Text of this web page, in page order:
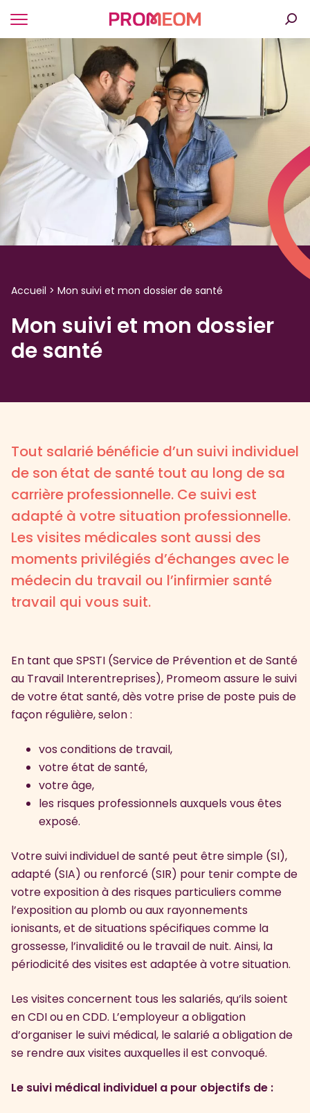
Accueil > Mon suivi et mon dossier de santé
Mon suivi et mon dossier
de santé
Tout salarié bénéficie d’un suivi individuel
de son état de santé tout au long de sa
carrière professionnelle. Ce suivi est
adapté à votre situation professionnelle.
Les visites médicales sont aussi des
moments privilégiés d’échanges avec le
médecin du travail ou l’infirmier santé
travail qui vous suit.
En tant que SPSTI (Service de Prévention et de Santé
au Travail Interentreprises), Promeom assure le suivi
de votre état santé, dès votre prise de poste puis de
façon régulière, selon :
vos conditions de travail,
votre état de santé,
votre âge,
les risques professionnels auxquels vous êtes
exposé.
Votre suivi individuel de santé peut être simple (SI),
adapté (SIA) ou renforcé (SIR) pour tenir compte de
votre exposition à des risques particuliers comme
l’exposition au plomb ou aux rayonnements
ionisants, et de situations spécifiques comme la
grossesse, l’invalidité ou le travail de nuit. Ainsi, la
périodicité des visites est adaptée à votre situation.
Les visites concernent tous les salariés, qu’ils soient
en CDI ou en CDD. L’employeur a obligation
d’organiser le suivi médical, le salarié a obligation de
se rendre aux visites auxquelles il est convoqué.
Le suivi médical individuel a pour objectifs de :